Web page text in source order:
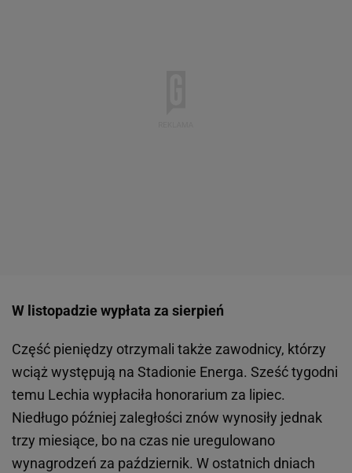
W listopadzie wypłata za sierpień
Część pieniędzy otrzymali także zawodnicy, którzy
wciąż występują na Stadionie Energa. Sześć tygodni
temu Lechia wypłaciła honorarium za lipiec.
Niedługo później zaległości znów wynosiły jednak
trzy miesiące, bo na czas nie uregulowano
wynagrodzeń za październik. W ostatnich dniach